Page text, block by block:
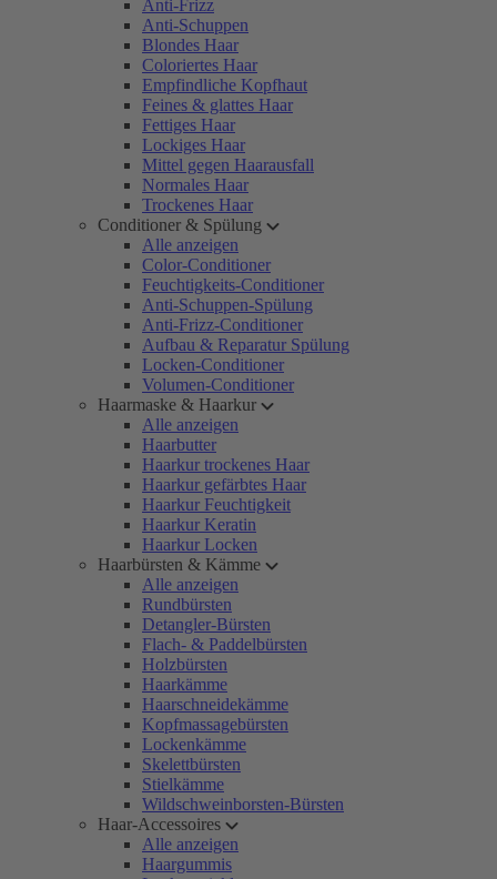
Anti-Frizz
Anti-Schuppen
Blondes Haar
Coloriertes Haar
Empfindliche Kopfhaut
Feines & glattes Haar
Fettiges Haar
Lockiges Haar
Mittel gegen Haarausfall
Normales Haar
Trockenes Haar
Conditioner & Spülung
Alle anzeigen
Color-Conditioner
Feuchtigkeits-Conditioner
Anti-Schuppen-Spülung
Anti-Frizz-Conditioner
Aufbau & Reparatur Spülung
Locken-Conditioner
Volumen-Conditioner
Haarmaske & Haarkur
Alle anzeigen
Haarbutter
Haarkur trockenes Haar
Haarkur gefärbtes Haar
Haarkur Feuchtigkeit
Haarkur Keratin
Haarkur Locken
Haarbürsten & Kämme
Alle anzeigen
Rundbürsten
Detangler-Bürsten
Flach- & Paddelbürsten
Holzbürsten
Haarkämme
Haarschneidekämme
Kopfmassagebürsten
Lockenkämme
Skelettbürsten
Stielkämme
Wildschweinborsten-Bürsten
Haar-Accessoires
Alle anzeigen
Haargummis